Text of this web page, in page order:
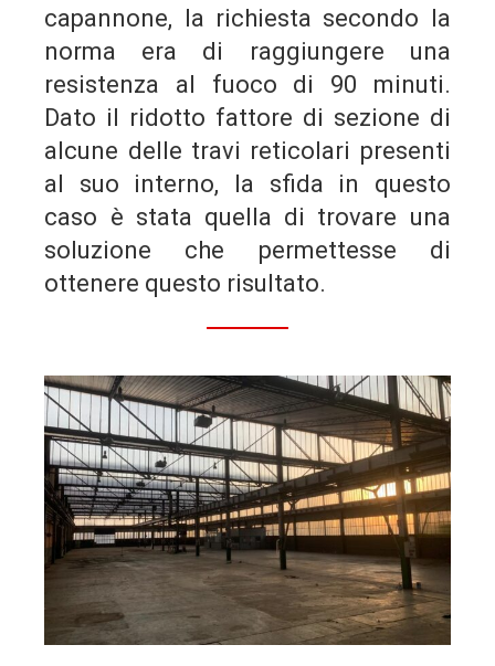
capannone, la richiesta secondo la
norma era di raggiungere una
resistenza al fuoco di 90 minuti.
Dato il ridotto fattore di sezione di
alcune delle travi reticolari presenti
al suo interno, la sfida in questo
caso è stata quella di trovare una
soluzione che permettesse di
ottenere questo risultato.